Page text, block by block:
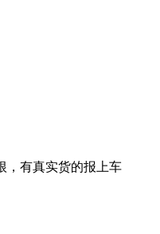
，有真实货的报上车